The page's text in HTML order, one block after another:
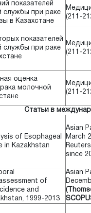
показателей
службы при раке
в Казахстане
(211-
показателей
службы при раке
(211-
оценка
молочной
(211-
Статьи в
of Esophageal
in Kazakhstan
Asian
March
since
of
and
1999-2013
Asian